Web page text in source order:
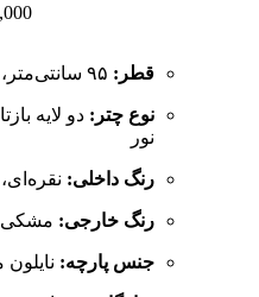
قطر:
نوع چتر: دو لایه
نور
رنگ داخلی:
رنگ خارجی:
جنس پارچه: نایلون